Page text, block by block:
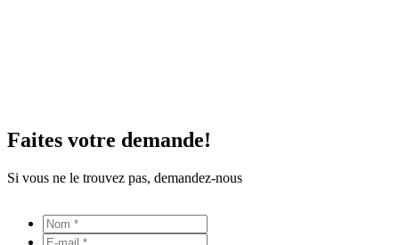
Faites votre demande!
Si vous ne le trouvez pas, demandez-nous